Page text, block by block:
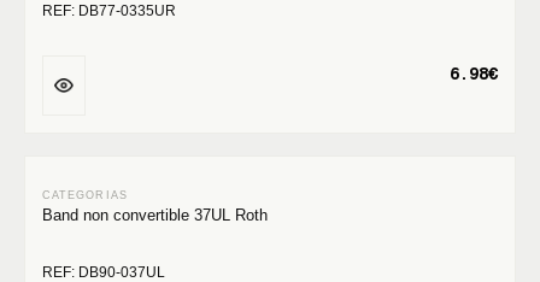
REF: DB77-0335UR
6.98€
Band non convertible 37UL Roth
REF: DB90-037UL